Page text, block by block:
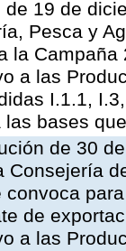
19 de
Pesca y
la
a las
I.1.1,
las bases
de 30
Consejería
de
a las